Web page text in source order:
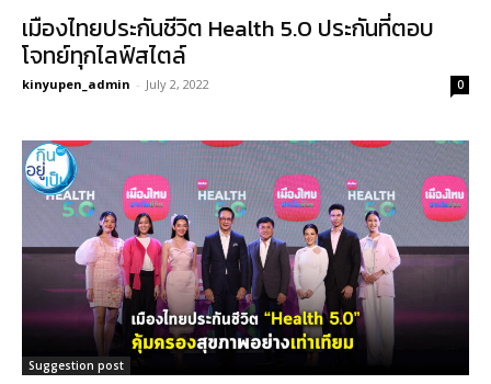
เมืองไทยประกันชีวิต Health 5.0 ประกันที่ตอบ
โจทย์ทุกไลฟ์สไตล์
kinyupen_admin - July 2, 2022 0
Suggestion post